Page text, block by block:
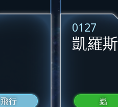
飛行
0127
凱羅斯
蟲